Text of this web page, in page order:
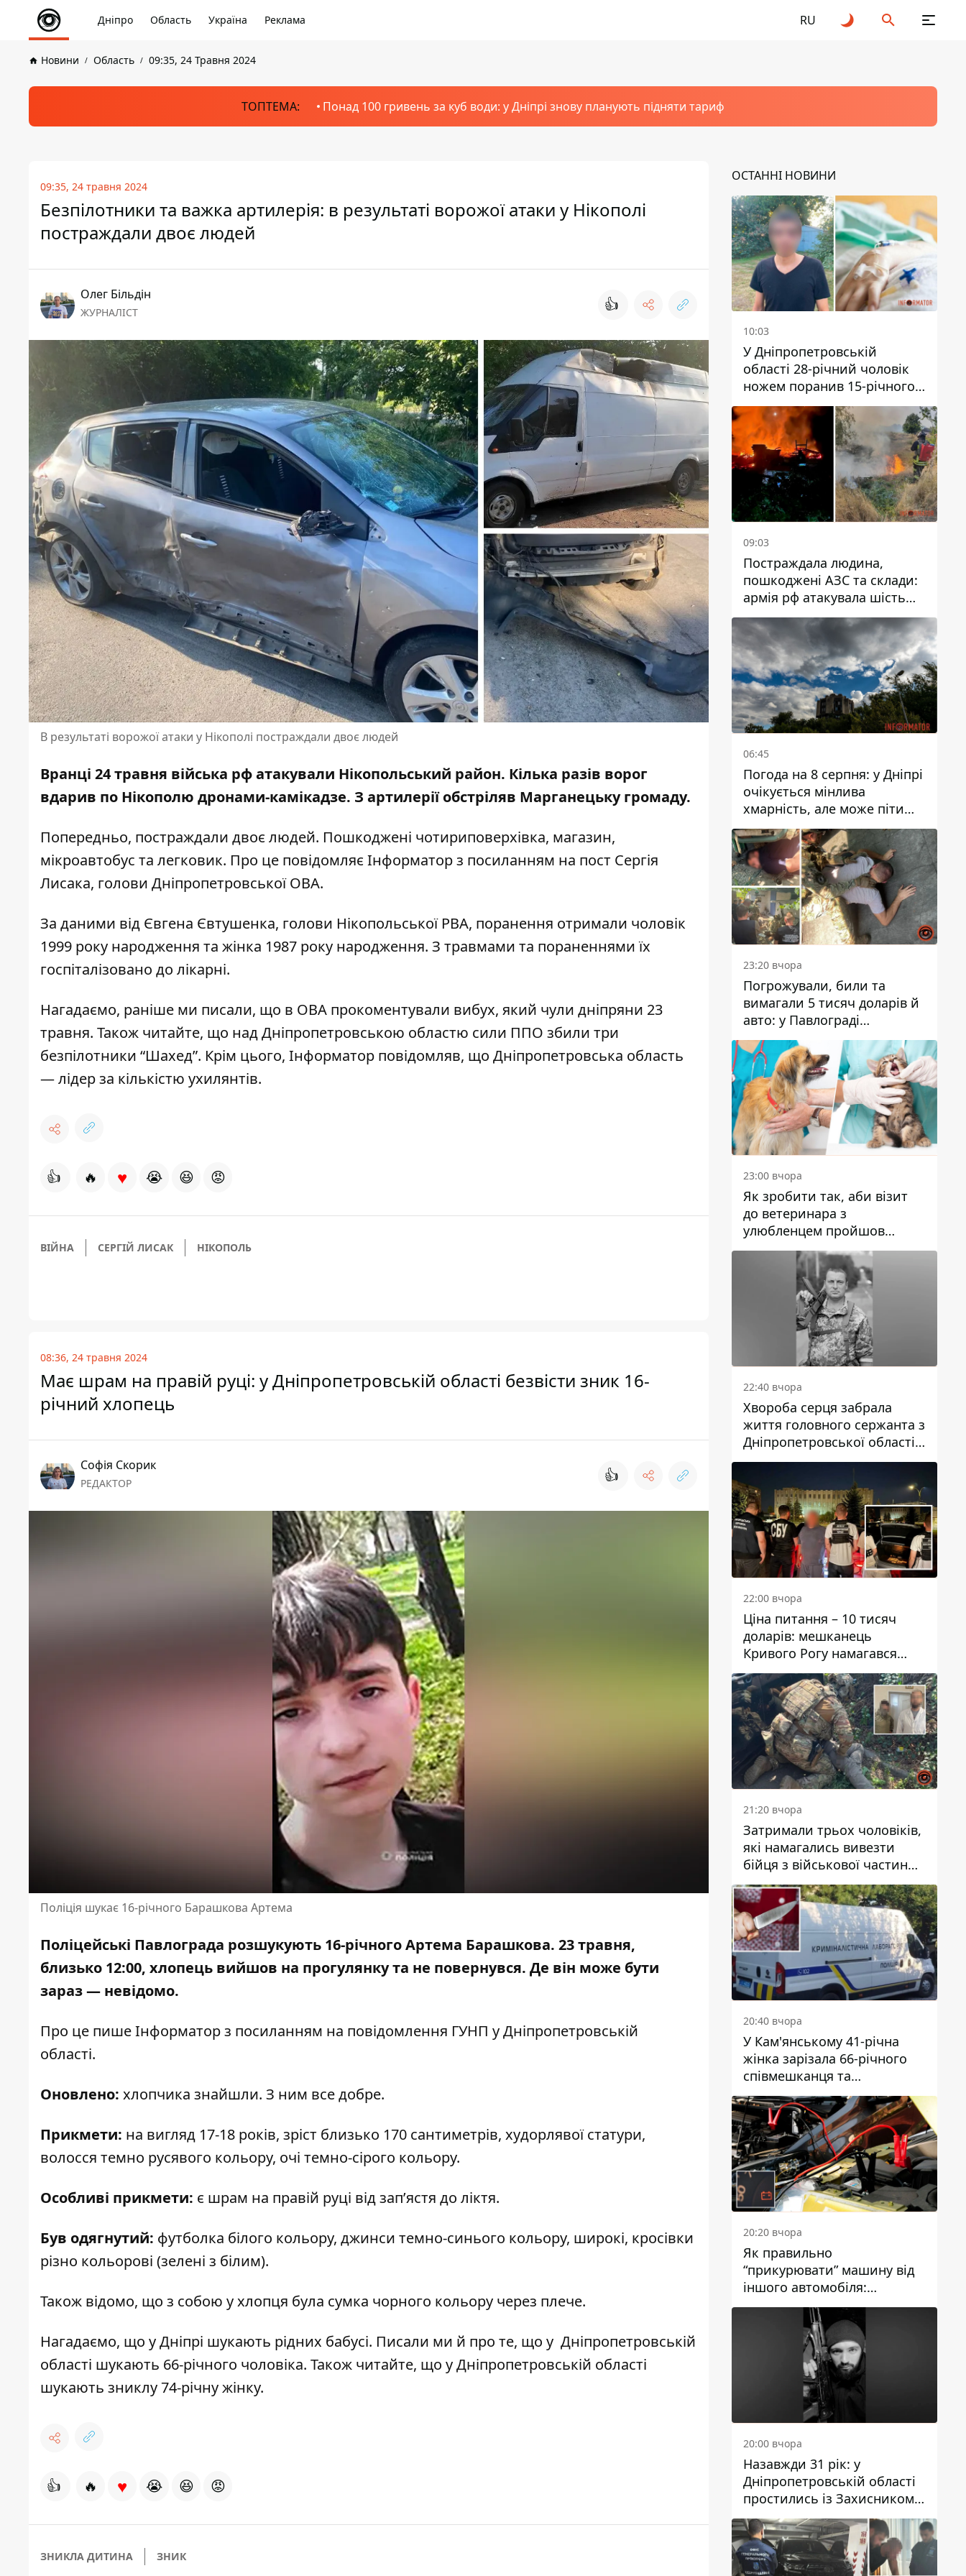
Дніпро Область Україна Реклама RU
Новини Область 09:35, 24 Травня 2024
ТОПТЕМА: Понад 100 гривень за куб води: у Дніпрі знову планують підняти тариф
09:35, 24 травня 2024
Безпілотники та важка артилерія: в результаті ворожої атаки у Нікополі
постраждали двоє людей
Олег Більдін
ЖУРНАЛІСТ 👍
В результаті ворожої атаки у Нікополі постраждали двоє людей
Вранці 24 травня війська рф атакували Нікопольський район. Кілька разів ворог
вдарив по Нікополю дронами-камікадзе. З артилерії обстріляв Марганецьку громаду.
Попередньо, постраждали двоє людей. Пошкоджені чотириповерхівка, магазин,
мікроавтобус та легковик. Про це повідомляє Інформатор з посиланням на пост Сергія
Лисака, голови Дніпропетровської ОВА.
За даними від Євгена Євтушенка, голови Нікопольської РВА, поранення отримали чоловік
1999 року народження та жінка 1987 року народження. З травмами та пораненнями їх
госпіталізовано до лікарні.
Нагадаємо, раніше ми писали, що в ОВА прокоментували вибух, який чули дніпряни 23
травня. Також читайте, що над Дніпропетровською областю сили ППО збили три
безпілотники “Шахед”. Крім цього, Інформатор повідомляв, що Дніпропетровська область
—лідер за кількістю ухилянтів.
👍 🔥 ♥ 😭 😆 😡
ВІЙНА СЕРГІЙ ЛИСАК НІКОПОЛЬ
08:36, 24 травня 2024
Має шрам на правій руці: у Дніпропетровській області безвісти зник 16-
річний хлопець
Софія Скорик
РЕДАКТОР 👍
Поліція шукає 16-річного Барашкова Артема
Поліцейські Павлограда розшукують 16-річного Артема Барашкова. 23 травня,
близько 12:00, хлопець вийшов на прогулянку та не повернувся. Де він може бути
зараз — невідомо.
Про це пише Інформатор з посиланням на повідомлення ГУНП у Дніпропетровській
області.
Оновлено: хлопчика знайшли. З ним все добре.
Прикмети: на вигляд 17-18 років, зріст близько 170 сантиметрів, худорлявої статури,
волосся темно русявого кольору, очі темно-сірого кольору.
Особливі прикмети: є шрам на правій руці від запʼястя до ліктя.
Був одягнутий: футболка білого кольору, джинси темно-синього кольору, широкі, кросівки
різно кольорові (зелені з білим).
Також відомо, що з собою у хлопця була сумка чорного кольору через плече.
Нагадаємо, що уДніпрі шукають рідних бабусі. Писали ми й про те, що у Дніпропетровській
області шукають 66-річного чоловіка. Також читайте, що у Дніпропетровській області
шукають зниклу 74-річну жінку.
👍 🔥 ♥ 😭 😆 😡
ЗНИКЛА ДИТИНА ЗНИК
ОСТАННІ НОВИНИ
10:03
У Дніпропетровській
області 28-річний чоловік
ножем поранив 15-річного
хлопця
09:03
Постраждала людина,
пошкоджені АЗС та склади:
армія рф атакувала шість
районів Дніпропетровської
області
06:45
Погода на 8 серпня: у Дніпрі
очікується мінлива
хмарність, але може піти
дощ
23:20 вчора
Погрожували, били та
вимагали 5 тисяч доларів й
авто: у Павлограді
затримали двох чоловіків
23:00 вчора
Як зробити так, аби візит
до ветеринара з
улюбленцем пройшов
спокійно: прості поради
22:40 вчора
Хвороба серця забрала
життя головного сержанта з
Дніпропетровської області
Юрія Свистуна
22:00 вчора
Ціна питання – 10 тисяч
доларів: мешканець
Кривого Рогу намагався
переправити чоловіка до
Словаччини
21:20 вчора
Затримали трьох чоловіків,
які намагались вивезти
бійця з військової частини
до Дніпра за 7 тисяч
доларів: серед них був лікар
20:40 вчора
У Кам'янському 41-річна
жінка зарізала 66-річного
співмешканця та
намагалась обманути
поліцейських
20:20 вчора
Як правильно
“прикурювати” машину від
іншого автомобіля:
інструкція для водіїв
20:00 вчора
Назавжди 31 рік: у
Дніпропетровській області
простились із Захисником
Олександром Рєпіним